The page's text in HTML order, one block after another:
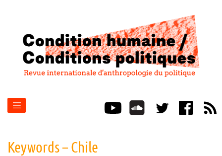
Keywords – Chile